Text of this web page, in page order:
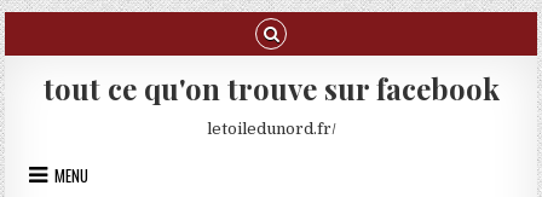
Skip to content
tout ce qu'on trouve sur facebook
letoiledunord.fr/
MENU